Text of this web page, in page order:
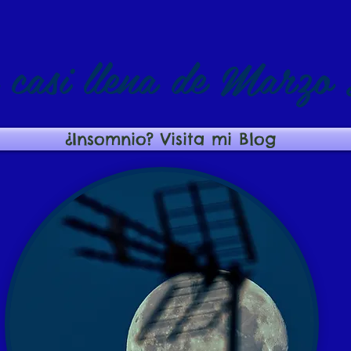
llena de
¿Insomnio? Visita mi Blog